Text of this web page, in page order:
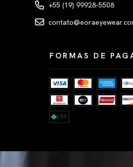
+55 (19) 99928-5508
FORMAS DE